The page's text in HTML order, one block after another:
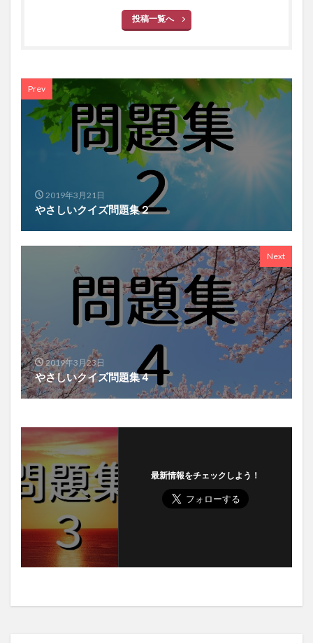
投稿一覧へ
Prev
2019年3月21日
やさしいクイズ問題集２
Next
2019年3月23日
やさしいクイズ問題集４
最新情報をチェックしよう！